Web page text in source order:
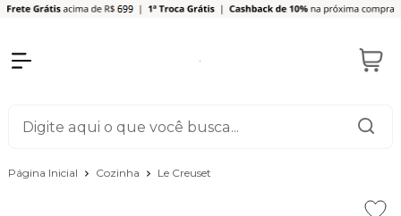
Página Inicial Cozinha Le Creuset